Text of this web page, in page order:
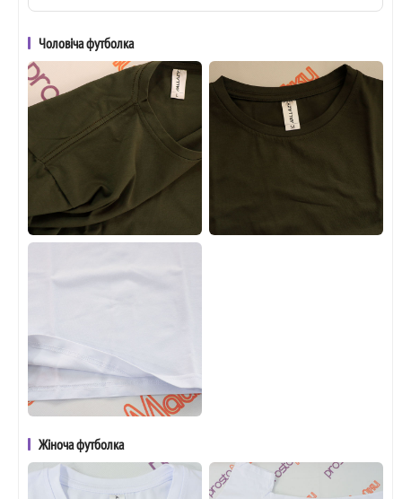
Чоловіча футболка
Жіноча футболка